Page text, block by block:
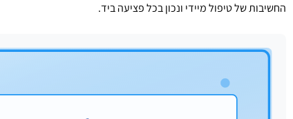
החשיבות של טיפול מיידי ונכון בכל פציעה ביד.